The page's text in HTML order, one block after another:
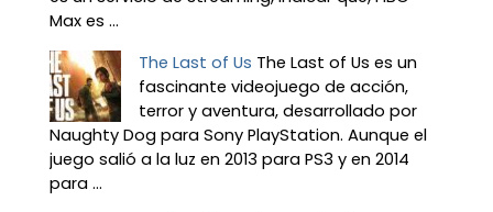
Max es ...
The Last of Us The Last of Us es un
fascinante videojuego de acción,
terror y aventura, desarrollado por
Naughty Dog para Sony PlayStation. Aunque el
juego salió a la luz en 2013 para PS3 y en 2014
para ...